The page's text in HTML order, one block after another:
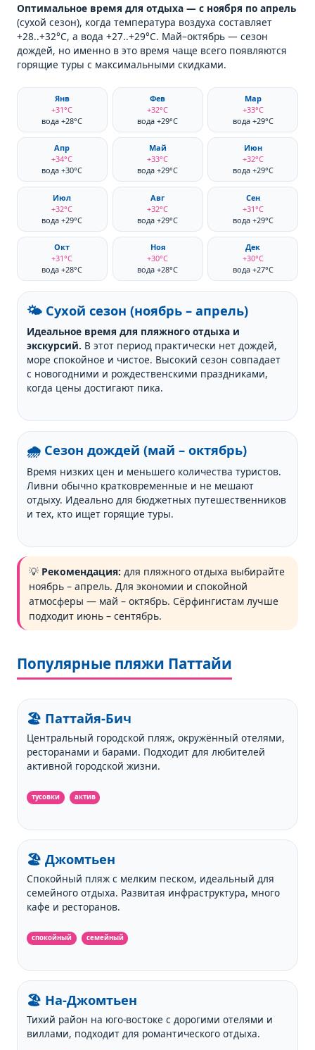
Оптимальное время для отдыха — с ноября по апрель
(сухой сезон), когда температура воздуха составляет
+28..+32°C, а вода +27..+29°C. Май–октябрь — сезон
дождей, но именно в это время чаще всего появляются
горящие туры с максимальными скидками.
Янв
+31°C
вода +28°C
Фев
+32°C
вода +29°C
Мар
+33°C
вода +29°C
Апр
+34°C
вода +30°C
Май
+33°C
вода +29°C
Июн
+32°C
вода +29°C
Июл
+32°C
вода +29°C
Авг
+32°C
вода +29°C
Сен
+31°C
вода +29°C
Окт
+31°C
вода +28°C
Ноя
+30°C
вода +28°C
Дек
+30°C
вода +27°C
🌤️ Сухой сезон (ноябрь – апрель)
Идеальное время для пляжного отдыха и
экскурсий. В этот период практически нет дождей,
море спокойное и чистое. Высокий сезон совпадает
с новогодними и рождественскими праздниками,
когда цены достигают пика.
🌧️ Сезон дождей (май – октябрь)
Время низких цен и меньшего количества туристов.
Ливни обычно кратковременные и не мешают
отдыху. Идеально для бюджетных путешественников
и тех, кто ищет горящие туры.
💡 Рекомендация: для пляжного отдыха выбирайте
ноябрь – апрель. Для экономии и спокойной
атмосферы — май – октябрь. Сёрфингистам лучше
подходит июнь – сентябрь.
Популярные пляжи Паттайи
🏖️ Паттайя-Бич
Центральный городской пляж, окружённый отелями,
ресторанами и барами. Подходит для любителей
активной городской жизни.
тусовки актив
🏖️ Джомтьен
Спокойный пляж с мелким песком, идеальный для
семейного отдыха. Развитая инфраструктура, много
кафе и ресторанов.
спокойный семейный
🏖️ На-Джомтьен
Тихий район на юго-востоке с дорогими отелями и
виллами, подходит для романтического отдыха.